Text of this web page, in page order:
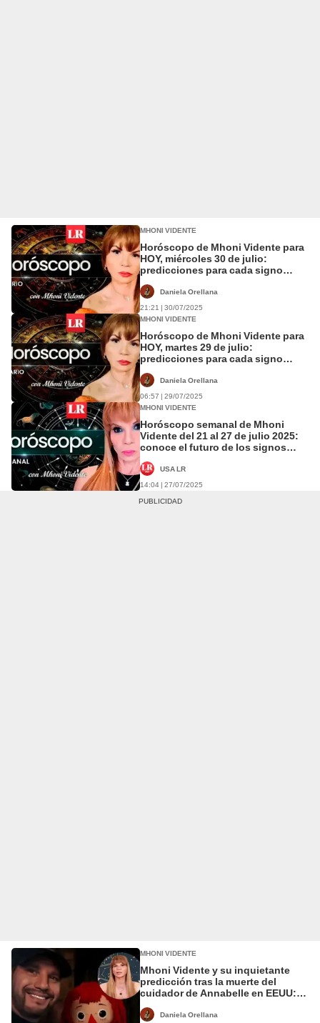
MHONI VIDENTE
Horóscopo de Mhoni Vidente para
HOY, miércoles 30 de julio:
predicciones para cada signo
Daniela Orellana
21:21 | 30/07/2025
MHONI VIDENTE
Horóscopo de Mhoni Vidente para
HOY, martes 29 de julio:
predicciones para cada signo
Daniela Orellana
06:57 | 29/07/2025
MHONI VIDENTE
Horóscopo semanal de Mhoni
Vidente del 21 al 27 de julio 2025:
conoce el futuro de los signos
USA LR
14:04 | 27/07/2025
MHONI VIDENTE
Mhoni Vidente y su inquietante
predicción tras la muerte del
cuidador de Annabelle en EEUU:
Daniela Orellana